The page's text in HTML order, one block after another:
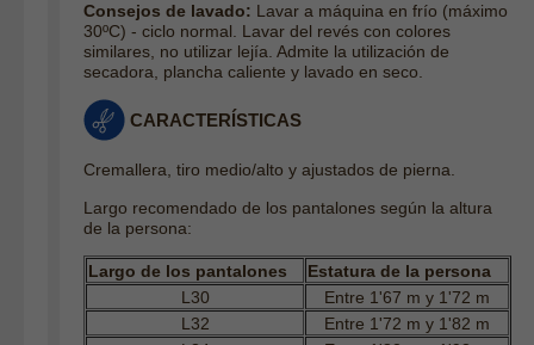
Consejos de lavado: Lavar a máquina en frío (máximo
30ºC) - ciclo normal. Lavar del revés con colores
similares, no utilizar lejía. Admite la utilización de
secadora, plancha caliente y lavado en seco.
CARACTERÍSTICAS
Cremallera, tiro medio/alto y ajustados de pierna.
Largo recomendado de los pantalones según la altura
de la persona:
Largo de los pantalones
Estatura de la persona
L30
Entre 1'67 m y 1'72 m
L32
Entre 1'72 m y 1'82 m